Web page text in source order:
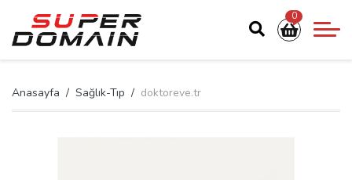
0
Anasayfa Sağlık-Tıp doktoreve.tr